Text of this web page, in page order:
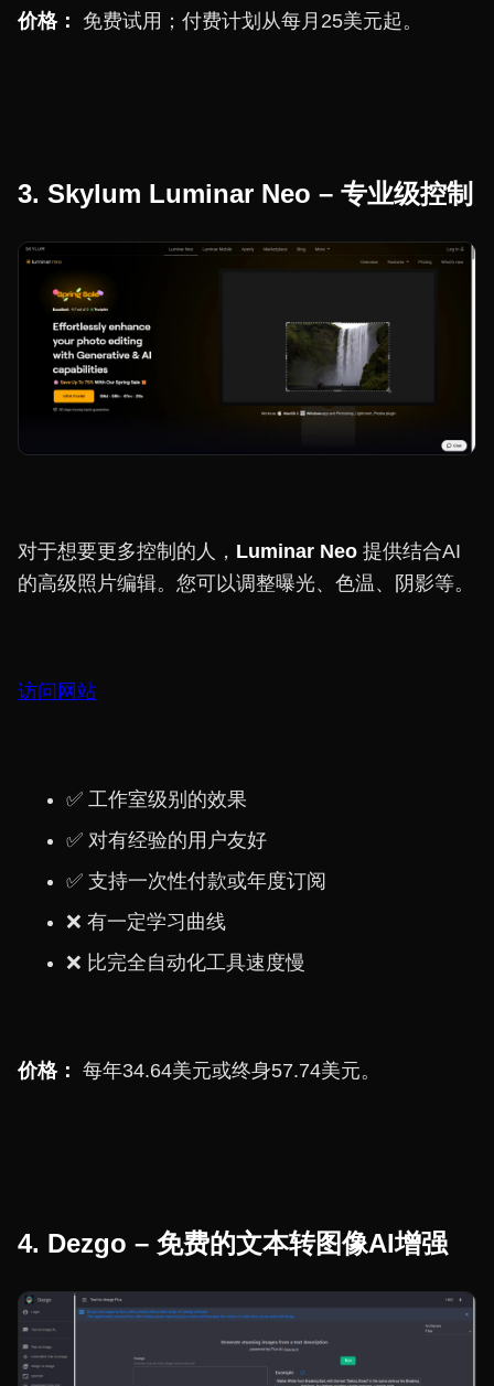
价格： 免费试用；付费计划从每月25美元起。
3. Skylum Luminar Neo – 专业级控制
对于想要更多控制的人， Luminar Neo 提供结合AI
的高级照片编辑。您可以调整曝光、色温、阴影等。
访问网站
✅ 工作室级别的效果
✅ 对有经验的用户友好
✅ 支持一次性付款或年度订阅
❌ 有一定学习曲线
❌ 比完全自动化工具速度慢
价格： 每年34.64美元或终身57.74美元。
4. Dezgo – 免费的文本转图像AI增强